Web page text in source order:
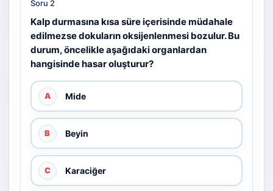
Soru 2
Kalp durmasına kısa süre içerisinde müdahale
edilmezse dokuların oksijenlenmesi bozulur. Bu
durum, öncelikle aşağıdaki organlardan
hangisinde hasar oluşturur?
A Mide
B Beyin
C Karaciğer